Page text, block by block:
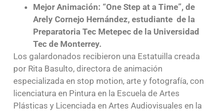
Mejor Animación: “One Step at a Time”, de
Arely Cornejo Hernández, estudiante de la
Preparatoria Tec Metepec de la Universidad
Tec de Monterrey.
Los galardonados recibieron una Estatuilla creada
por Rita Basulto, directora de animación
especializada en stop motion, arte y fotografía, con
licenciatura en Pintura en la Escuela de Artes
Plásticas y Licenciada en Artes Audiovisuales en la